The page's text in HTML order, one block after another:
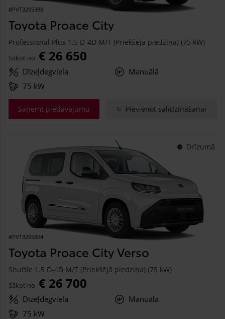
#PVT3295388
Toyota Proace City
Professional Plus 1.5 D-4D M/T (Priekšējā piedziņa) (75 kW)
Sākot no € 26 650
Dīzeļdegviela
Manuālā
75 kW
Saņemt piedāvājumu Pievienot salīdzināšanai
Drīzumā
#PVT3295804
Toyota Proace City Verso
Shuttle 1.5 D-4D M/T (Priekšējā piedziņa) (75 kW)
Sākot no € 26 700
Dīzeļdegviela
Manuālā
75 kW